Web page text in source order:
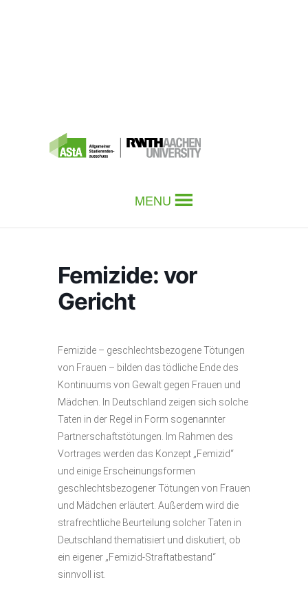
MENU
Femizide: vor
Gericht
Femizide – geschlechtsbezogene Tötungen
von Frauen – bilden das tödliche Ende des
Kontinuums von Gewalt gegen Frauen und
Mädchen. In Deutschland zeigen sich solche
Taten in der Regel in Form sogenannter
Partnerschaftstötungen. Im Rahmen des
Vortrages werden das Konzept „Femizid“
und einige Erscheinungsformen
geschlechtsbezogener Tötungen von Frauen
und Mädchen erläutert. Außerdem wird die
strafrechtliche Beurteilung solcher Taten in
Deutschland thematisiert und diskutiert, ob
ein eigener „Femizid-Straftatbestand“
sinnvoll ist.